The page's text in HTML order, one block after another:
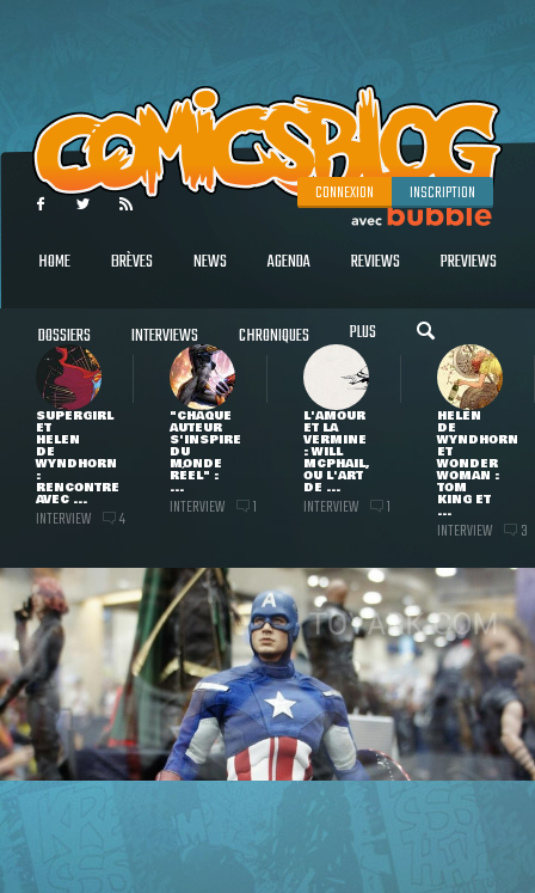
CONNEXION INSCRIPTION
HOME BRÈVES NEWS AGENDA REVIEWS PREVIEWS
DOSSIERS INTERVIEWS CHRONIQUES PLUS
SUPERGIRL
ET
HELEN
DE
WYNDHORN
:
RENCONTRE
AVEC ...
INTERVIEW 4
"CHAQUE
AUTEUR
S'INSPIRE
DU
MONDE
RÉEL" :
...
INTERVIEW 1
L'AMOUR
ET LA
VERMINE
: WILL
MCPHAIL,
OU L'ART
DE ...
INTERVIEW 1
HELEN
DE
WYNDHORN
ET
WONDER
WOMAN :
TOM
KING ET
...
INTERVIEW 3